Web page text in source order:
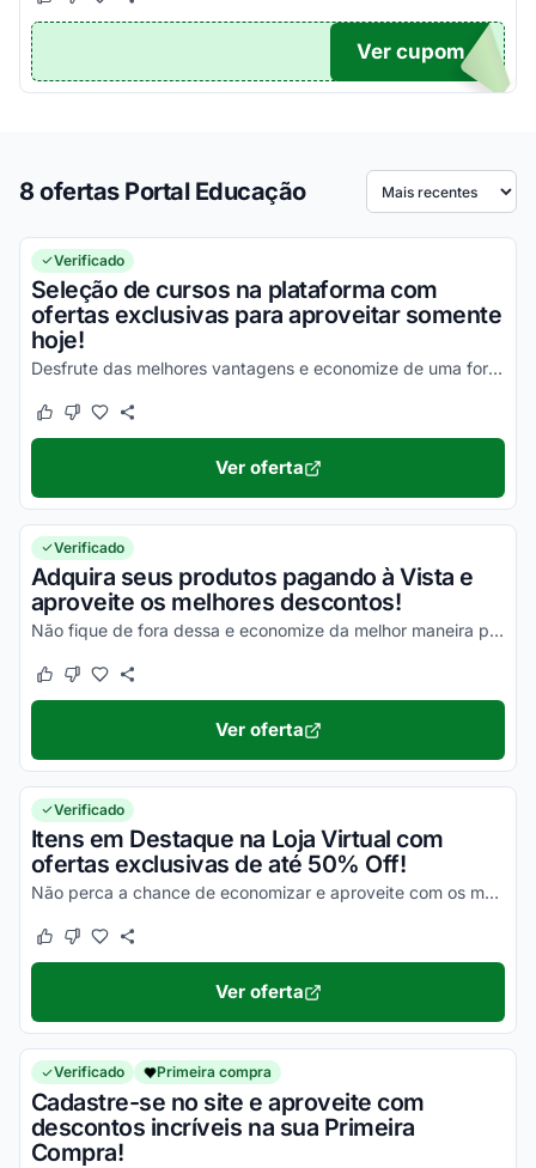
F5
Ver cupom
8 ofertas Portal Educação Ordenar por
Verificado
Seleção de cursos na plataforma com
ofertas exclusivas para aproveitar somente
hoje!
Desfrute das melhores vantagens e economize de uma forma simples em todas as suas compras!
Este cupom funcionou
Este cupom não funcionou
Ver oferta
Verificado
Adquira seus produtos pagando à Vista e
aproveite os melhores descontos!
Não fique de fora dessa e economize da melhor maneira possível!
Este cupom funcionou
Este cupom não funcionou
Ver oferta
Verificado
Itens em Destaque na Loja Virtual com
ofertas exclusivas de até 50% Off!
Não perca a chance de economizar e aproveite com os melhores descontos!
Este cupom funcionou
Este cupom não funcionou
Ver oferta
Verificado Primeira compra
Cadastre-se no site e aproveite com
descontos incríveis na sua Primeira
Compra!